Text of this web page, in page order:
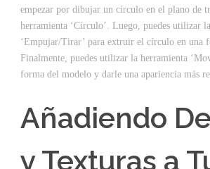
empezar por dibujar un círculo en el plano de
herramienta ‘Círculo’. Luego, puedes utilizar
‘Empujar/Tirar’ para extruir el círculo en una
Finalmente, puedes utilizar la herramienta
forma del modelo y darle una apariencia más
Añadiendo
y Texturas a